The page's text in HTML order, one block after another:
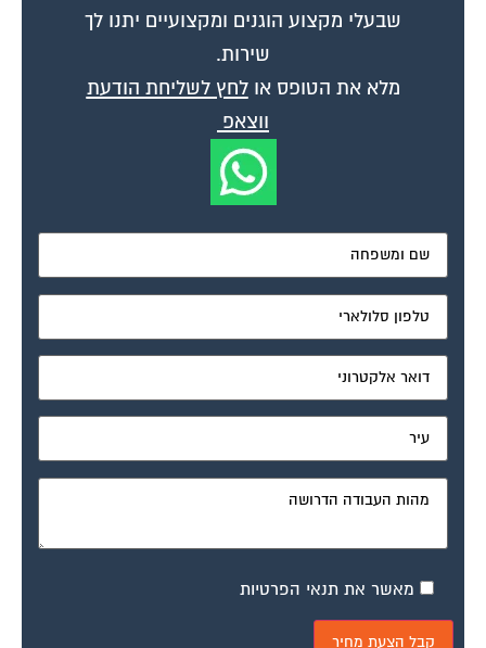
שבעלי מקצוע הוגנים ומקצועיים יתנו לך
שירות.
מלא את הטופס אולחץ לשליחת הודעת
ווצאפ
מאשר את תנאי הפרטיות